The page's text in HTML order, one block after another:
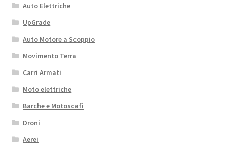
Auto Elettriche
UpGrade
Auto Motore a Scoppio
Movimento Terra
Carri Armati
Moto elettriche
Barche e Motoscafi
Droni
Aerei